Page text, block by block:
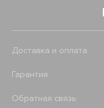
Доставка и оплата
Гарантия
Обратная связь